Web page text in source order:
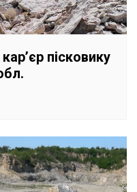
пісковику